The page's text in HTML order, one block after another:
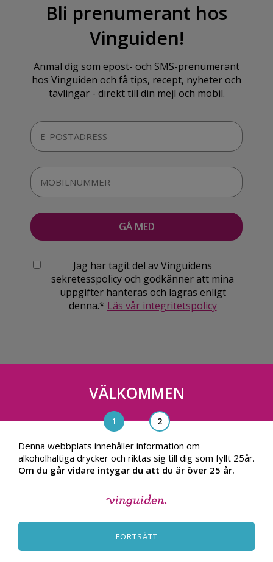
Bli prenumerant hos
Vinguiden!
Anmäl dig som epost- och SMS-prenumerant
hos Vinguiden och få tips, recept, nyheter och
tävlingar - direkt till din mejl och mobil.
Jag har tagit del av Vinguidens
sekretesspolicy och godkänner att mina
uppgifter hanteras och lagras enligt
denna.* Läs vår integritetspolicy
Vinguiden Nordic AB
Blasieholmsgatan 4A, 111 48, Stockholm
info@vinguiden.com
INTEGRITETSPOLICY
VÄLKOMMEN
Denna webbplats innehåller information om
alkoholhaltiga drycker och riktas sig till dig som fyllt 25år.
Om du går vidare intygar du att du är över 25 år.
FORTSÄTT